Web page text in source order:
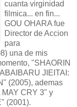
cuanta virginidad
filmica... en fin...
GOU OHARA fue
Director de Accion
para
una de mis
"SHAORIN
JIEITAI:
(2005), ademas
CRY 3" y
(2001).